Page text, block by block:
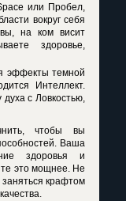
или Пробел,
вокруг себя
на ком висит
здоровье,
эффекты темной
Интеллект.
с Ловкостью,
чтобы вы
Ваша
здоровья и
это мощнее. Не
крафтом